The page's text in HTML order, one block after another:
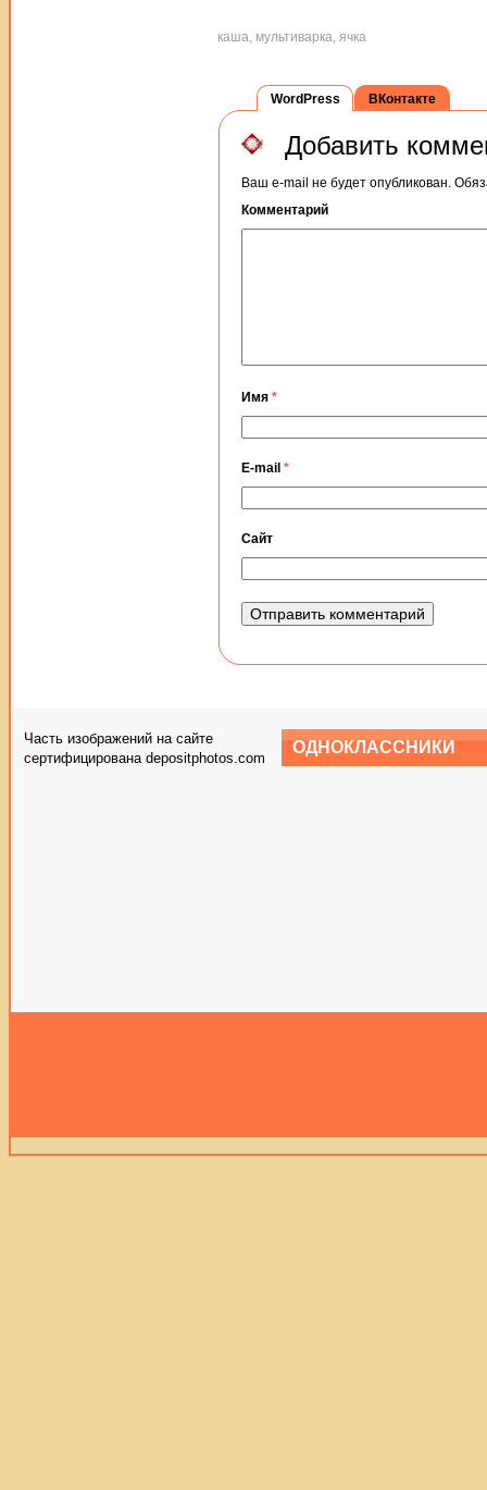
каша, мультиварка, ячка
WordPress
Добавить
Ваш e-mail не будет опубликован.
Комментарий
Имя *
E-mail *
Сайт
ВКонтакте
Часть изображений на сайте
сертифицирована depositphotos.com
ОДНОКЛАССНИКИ